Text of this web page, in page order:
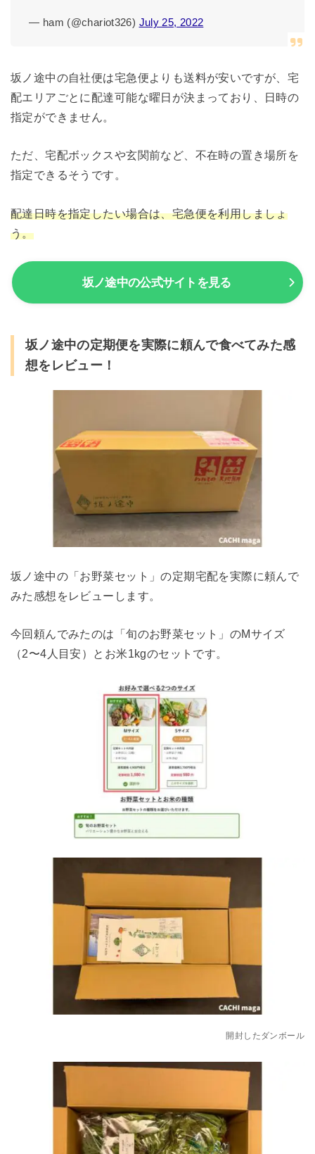
— ham (@chariot326) July 25, 2022
坂ノ途中の自社便は宅急便よりも送料が安いですが、宅
配エリアごとに配達可能な曜日が決まっており、日時の
指定ができません。
ただ、宅配ボックスや玄関前など、不在時の置き場所を
指定できるそうです。
配達日時を指定したい場合は、宅急便を利用しましょ
う。
坂ノ途中の公式サイトを見る
坂ノ途中の定期便を実際に頼んで食べてみた感
想をレビュー！
坂ノ途中の「お野菜セット」の定期宅配を実際に頼んで
みた感想をレビューします。
今回頼んでみたのは「旬のお野菜セット」のMサイズ
（2〜4人目安）とお米1kgのセットです。
開封したダンボール